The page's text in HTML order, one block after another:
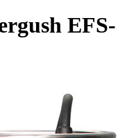
EFS-